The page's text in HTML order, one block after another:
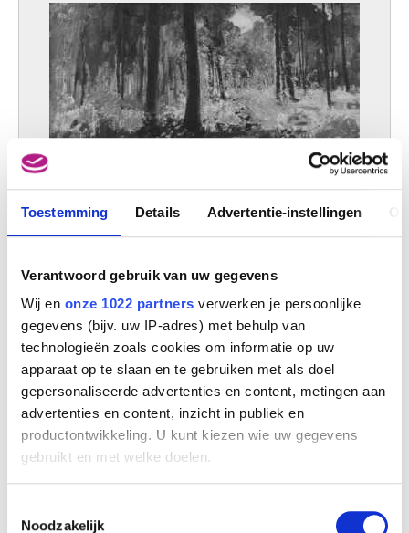
Toestemming Details Advertentie-instellingen
Verantwoord gebruik van uw gegevens
Wij en onze 1022 partners verwerken je persoonlijke
gegevens (bijv. uw IP-adres) met behulp van
technologieën zoals cookies om informatie op uw
apparaat op te slaan en te gebruiken met als doel
gepersonaliseerde advertenties en content, metingen aan
advertenties en content, inzicht in publiek en
productontwikkeling. U kunt kiezen wie uw gegevens
gebruikt en met welke doelen.
Informatie verzamelen over uw geografische
Noodzakelijk